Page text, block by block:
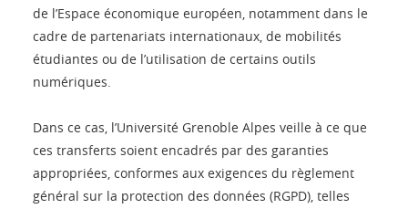
de l’Espace économique européen, notamment dans le
cadre de partenariats internationaux, de mobilités
étudiantes ou de l’utilisation de certains outils
numériques.
Dans ce cas, l’Université Grenoble Alpes veille à ce que
ces transferts soient encadrés par des garanties
appropriées, conformes aux exigences du règlement
général sur la protection des données (RGPD), telles